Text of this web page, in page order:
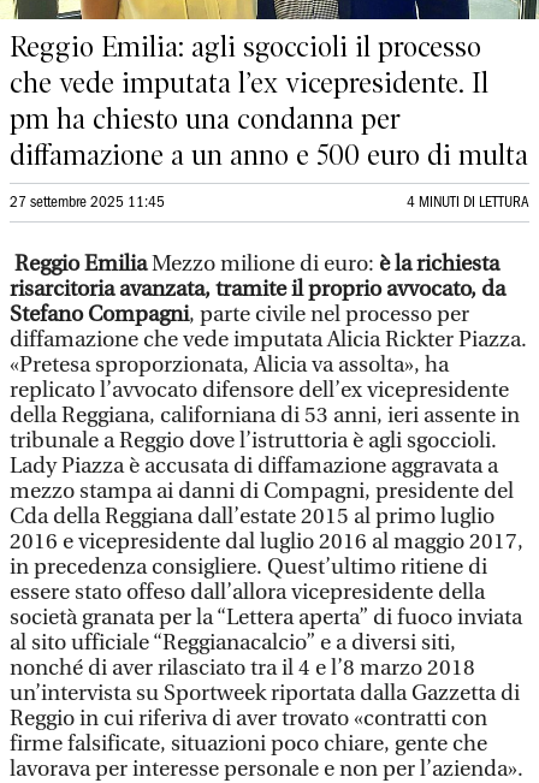
Reggio Emilia: agli sgoccioli il processo
che vede imputata l’ex vicepresidente. Il
pm ha chiesto una condanna per
diffamazione a un anno e 500 euro di multa
27 settembre 2025 11:45 4 MINUTI DI LETTURA
Reggio EmiliaMezzo milione di euro: è la richiesta
risarcitoria avanzata, tramite il proprio avvocato, da
Stefano Compagni, parte civile nel processo per
diffamazione che vede imputata Alicia Rickter Piazza.
«Pretesa sproporzionata, Alicia va assolta», ha
replicato l’avvocato difensore dell’ex vicepresidente
della Reggiana, californiana di 53 anni, ieri assente in
tribunale a Reggio dove l’istruttoria è agli sgoccioli.
Lady Piazza è accusata di diffamazione aggravata a
mezzo stampa ai danni di Compagni, presidente del
Cda della Reggiana dall’estate 2015 al primo luglio
2016 e vicepresidente dal luglio 2016 al maggio 2017,
in precedenza consigliere. Quest’ultimo ritiene di
essere stato offeso dall’allora vicepresidente della
società granata per la “Lettera aperta” di fuoco inviata
al sito ufficiale “Reggianacalcio” e a diversi siti,
nonché di aver rilasciato tra il 4 e l’8 marzo 2018
un’intervista su Sportweek riportata dalla Gazzetta di
Reggio in cui riferiva di aver trovato «contratti con
firme falsificate, situazioni poco chiare, gente che
lavorava per interesse personale e non per l’azienda».